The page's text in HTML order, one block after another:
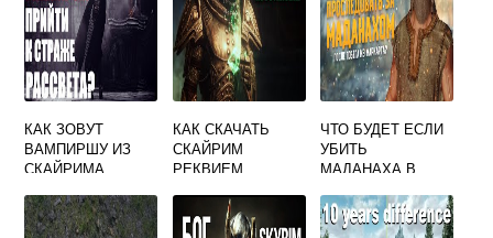
КАК ЗОВУТ
ВАМПИРШУ ИЗ
СКАЙРИМА
КАК СКАЧАТЬ
СКАЙРИМ
РЕКВИЕМ
ЧТО БУДЕТ ЕСЛИ
УБИТЬ
МАДАНАХА В